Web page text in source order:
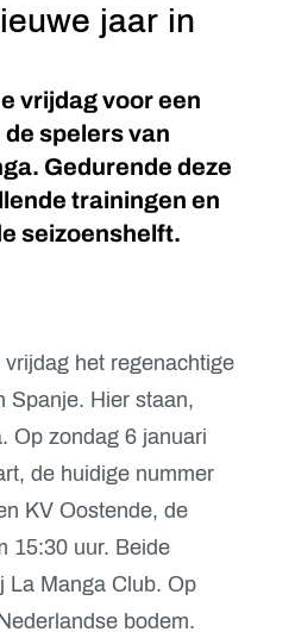
jaar in
vrijdag voor een
spelers van
Gedurende deze
trainingen en
seizoenshelft.
het regenachtige
Spanje. Hier staan,
Op zondag 6 januari
de huidige nummer
KV Oostende, de
15:30 uur. Beide
La Manga Club. Op
bodem.